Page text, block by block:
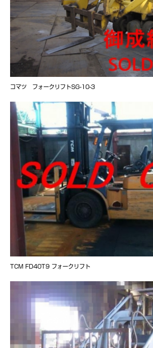
コマツ フォークリフトSG-10-3
TCM FD40T9 フォークリフト